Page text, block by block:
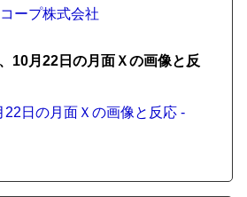
ープ株式会社
10月22日の月面Ｘの画像と反
22日の月面Ｘの画像と反応 -